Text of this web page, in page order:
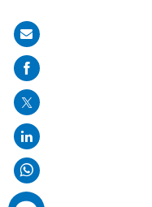
Share
on
mail
comments